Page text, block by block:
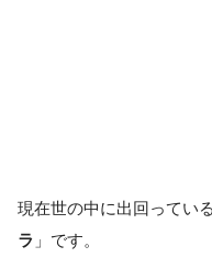
現在世の中に出回ってい
ラ 」です。